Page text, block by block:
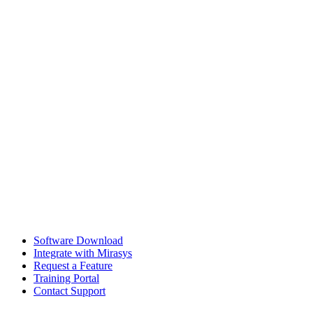
Software Download
Integrate with Mirasys
Request a Feature
Training Portal
Contact Support